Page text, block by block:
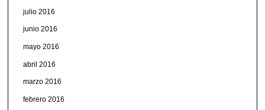
julio 2016
junio 2016
mayo 2016
abril 2016
marzo 2016
febrero 2016